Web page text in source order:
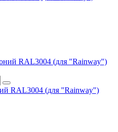
RAL3004 (для "Rainway")